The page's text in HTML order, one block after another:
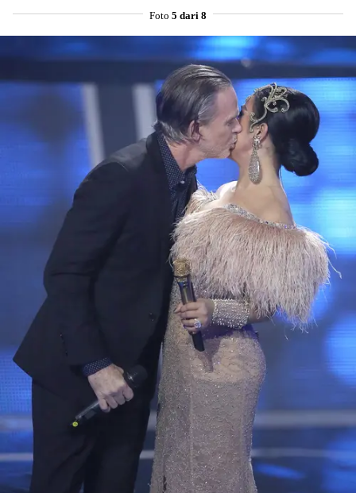
Foto 5 dari 8
Share to others
Pinterest